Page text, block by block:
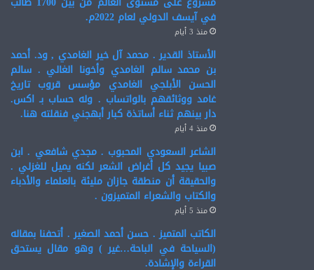
في آيسف الدولي لعام 2022م.
منذ 3 أيام
الأستاذ القدير . محمد آل خير الغامدي , ود. أحمد
بن محمد سالم الغامدي وأخونا الغالي . سالم
الحسن الأبلجي الغامدي مؤسس قروب تاريخ
غامد ووثائقهم بالواتساب . وله حساب بـ اكس.
دار بينهم ثناء أساتذة كبار أبهجني فنقلته هنا.
منذ 4 أيام
الشاعر السعودي المحبوب . مجدي شافعي . ابن
صبيا يجيد كل أغراض الشعر لكنه يميل للغزلي .
والحقيقة أن منطقة جازان مليئة بالعلماء والأدباء
والكتاب والشعراء المتميزون .
منذ 5 أيام
الكاتب المتميز . حسن أحمد الصغير . أتحفنا بمقاله
(السياحة في الباحة…غير ) وهو مقال يستحق
القراءة والإشادة.